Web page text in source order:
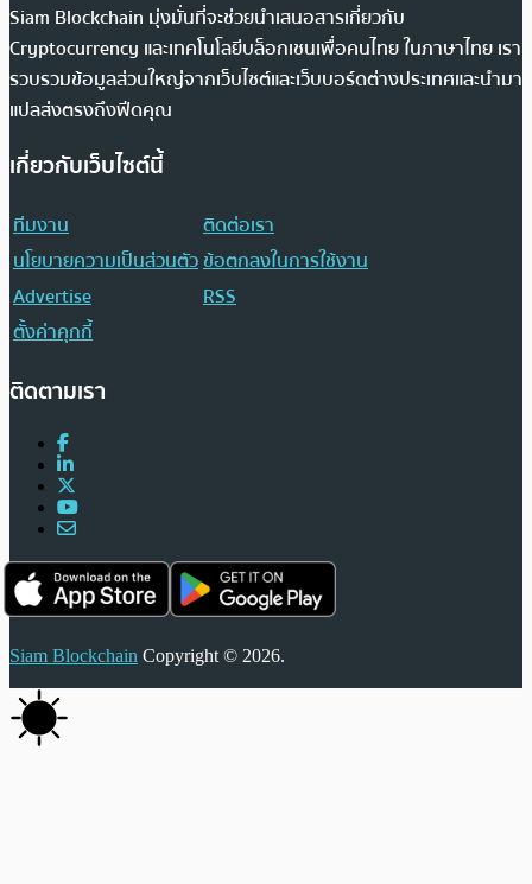
Siam Blockchain มุ่งมั่นที่จะช่วยนำเสนอสารเกี่ยวกับ
Cryptocurrency และเทคโนโลยีบล็อกเชนเพื่อคนไทย ในภาษาไทย เรา
รวบรวมข้อมูลส่วนใหญ่จากเว็บไซต์และเว็บบอร์ดต่างประเทศและนำมา
แปลส่งตรงถึงฟีดคุณ
เกี่ยวกับเว็บไซต์นี้
ทีมงาน
ติดต่อเรา
นโยบายความเป็นส่วนตัวข้อตกลงในการใช้งาน
Advertise
RSS
ตั้งค่าคุกกี้
ติดตามเรา
Siam Blockchain Copyright © 2026.